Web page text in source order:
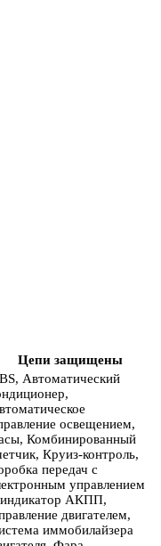
Цепи защищены
Автоматический
освещением,
Комбинированный
Круиз-контроль,
передач с
управлением
АКПП,
двигателем,
иммобилайзера